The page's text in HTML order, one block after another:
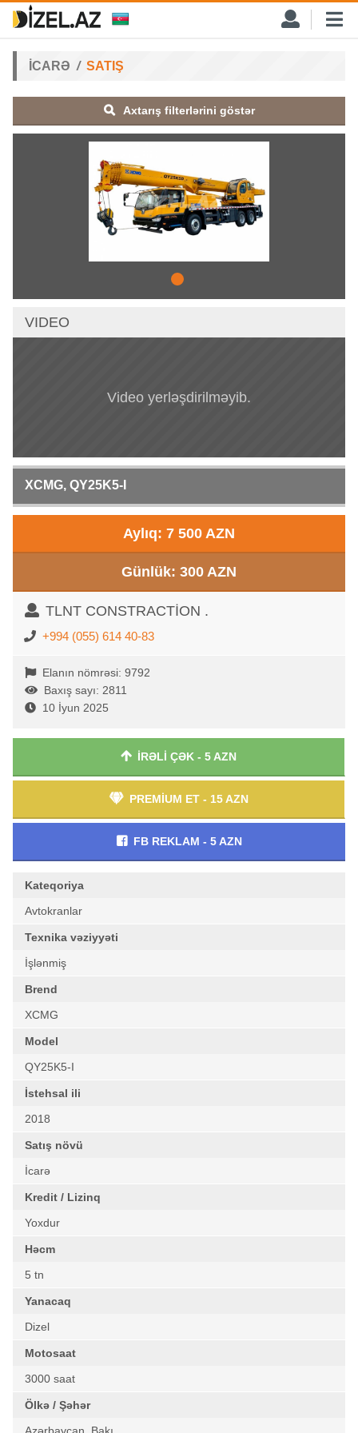
İCARƏ SATIŞ
Axtarış filterlərini göstər
VIDEO
Video yerləşdirilməyib.
XCMG, QY25K5-I
Aylıq: 7 500 AZN
Günlük: 300 AZN
TLNT CONSTRACTİON .
+994 (055) 614 40-83
Elanın nömrəsi: 9792
Baxış sayı: 2811
10 İyun 2025
İRƏLİ ÇƏK - 5 AZN
PREMİUM ET - 15 AZN
FB REKLAM - 5 AZN
Kateqoriya
Avtokranlar
Texnika vəziyyəti
İşlənmiş
Brend
XCMG
Model
QY25K5-I
İstehsal ili
2018
Satış növü
İcarə
Kredit / Lizinq
Yoxdur
Həcm
5 tn
Yanacaq
Dizel
Motosaat
3000 saat
Ölkə / Şəhər